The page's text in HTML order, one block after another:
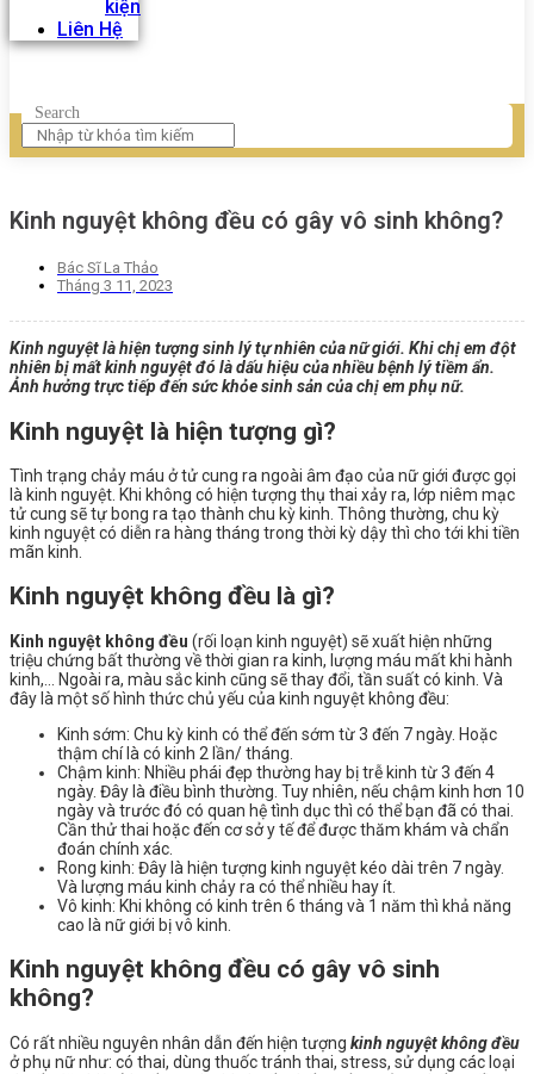
kiện
Liên Hệ
Search
Kinh nguyệt không đều có gây vô sinh không?
Bác Sĩ La Thảo
Tháng 3 11, 2023
Kinh nguyệt là hiện tượng sinh lý tự nhiên của nữ giới. Khi chị em đột
nhiên bị mất kinh nguyệt đó là dấu hiệu của nhiều bệnh lý tiềm ẩn.
Ảnh hưởng trực tiếp đến sức khỏe sinh sản của chị em phụ nữ.
Kinh nguyệt là hiện tượng gì?
Tình trạng chảy máu ở tử cung ra ngoài âm đạo của nữ giới được gọi
là kinh nguyệt. Khi không có hiện tượng thụ thai xảy ra, lớp niêm mạc
tử cung sẽ tự bong ra tạo thành chu kỳ kinh. Thông thường, chu kỳ
kinh nguyệt có diễn ra hàng tháng trong thời kỳ dậy thì cho tới khi tiền
mãn kinh.
Kinh nguyệt không đều là gì?
Kinh nguyệt không đều (rối loạn kinh nguyệt) sẽ xuất hiện những
triệu chứng bất thường về thời gian ra kinh, lượng máu mất khi hành
kinh,… Ngoài ra, màu sắc kinh cũng sẽ thay đổi, tần suất có kinh. Và
đây là một số hình thức chủ yếu của kinh nguyệt không đều:
Kinh sớm: Chu kỳ kinh có thể đến sớm từ 3 đến 7 ngày. Hoặc
thậm chí là có kinh 2 lần/ tháng.
Chậm kinh: Nhiều phái đẹp thường hay bị trễ kinh từ 3 đến 4
ngày. Đây là điều bình thường. Tuy nhiên, nếu chậm kinh hơn 10
ngày và trước đó có quan hệ tình dục thì có thể bạn đã có thai.
Cần thử thai hoặc đến cơ sở y tế để được thăm khám và chẩn
đoán chính xác.
Rong kinh: Đây là hiện tượng kinh nguyệt kéo dài trên 7 ngày.
Và lượng máu kinh chảy ra có thể nhiều hay ít.
Vô kinh: Khi không có kinh trên 6 tháng và 1 năm thì khả năng
cao là nữ giới bị vô kinh.
Kinh nguyệt không đều có gây vô sinh
không?
Có rất nhiều nguyên nhân dẫn đến hiện tượng kinh nguyệt không đều
ở phụ nữ như: có thai, dùng thuốc tránh thai, stress, sử dụng các loại